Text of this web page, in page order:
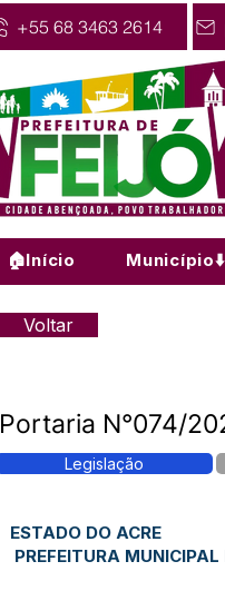
+55 68 3463 2614
🏠Início Município⬇️
Voltar
Portaria N°074/
Legislação
ESTADO DO ACRE
PREFEITURA MUNICIPAL